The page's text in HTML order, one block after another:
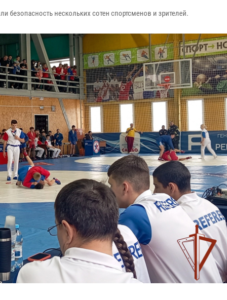
безопасность нескольких сотен спортсменов и зрителей.